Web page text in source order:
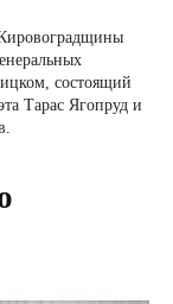
состоящий
Тарас Ягопруд и